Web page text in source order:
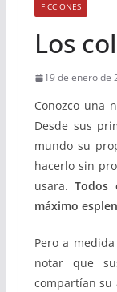
FICCIONES
Los
19 de enero de
Conozco una
Desde sus
mundo su
hacerlo sin
usara.Todos
máximo
Pero a
notar que
compartían su